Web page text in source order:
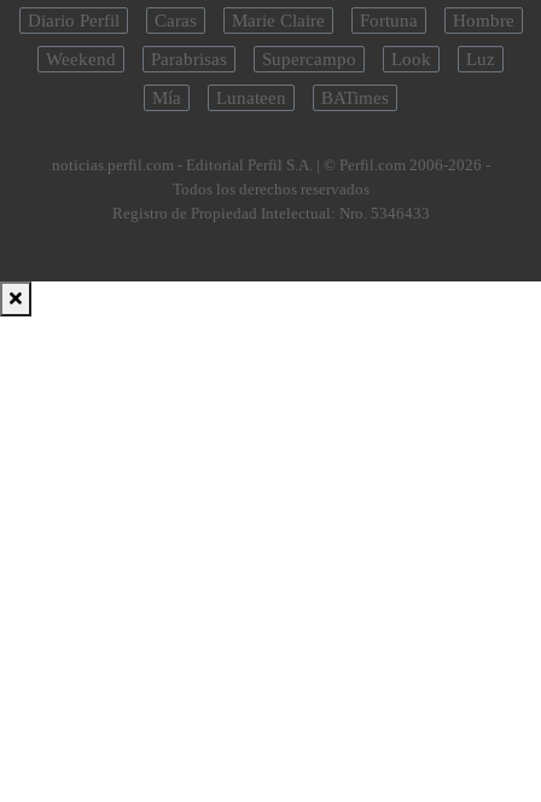
Diario Perfil Caras Marie Claire Fortuna
Hombre
Weekend
Parabrisas Supercampo Look
Luz
Mía
Lunateen BATimes
noticias.perfil.com - Editorial Perfil S.A. | © Perfil.com 2006-2026 -
Todos los derechos reservados
Registro de Propiedad Intelectual: Nro. 5346433